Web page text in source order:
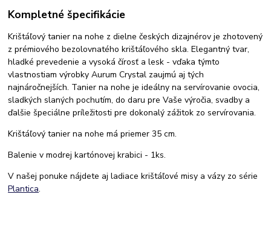
Kompletné špecifikácie
Krištáľový tanier na nohe z dielne českých dizajnérov je zhotovený
z prémiového bezolovnatého krištáľového skla. Elegantný tvar,
hladké prevedenie a vysoká čírosť a lesk - vďaka týmto
vlastnostiam výrobky Aurum Crystal zaujmú aj tých
najnáročnejších. Tanier na nohe je ideálny na servírovanie ovocia,
sladkých slaných pochutím, do daru pre Vaše výročia, svadby a
ďalšie špeciálne príležitosti pre dokonalý zážitok zo servírovania.
Krištáľový tanier na nohe má priemer 35 cm.
Balenie v modrej kartónovej krabici - 1ks.
V našej ponuke nájdete aj ladiace krištáľové misy a vázy zo série
Plantica.